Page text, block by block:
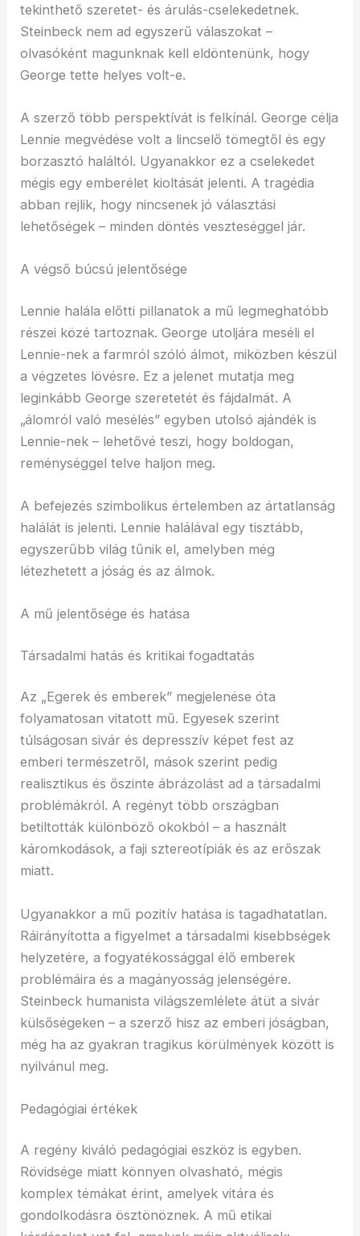
tekinthető szeretet- és árulás-cselekedetnek.
Steinbeck nem ad egyszerű válaszokat –
olvasóként magunknak kell eldöntenünk, hogy
George tette helyes volt-e.
A szerző több perspektívát is felkínál. George célja
Lennie megvédése volt a lincselő tömegtől és egy
borzasztó haláltól. Ugyanakkor ez a cselekedet
mégis egy emberélet kioltását jelenti. A tragédia
abban rejlik, hogy nincsenek jó választási
lehetőségek – minden döntés veszteséggel jár.
A végső búcsú jelentősége
Lennie halála előtti pillanatok a mű legmeghatóbb
részei közé tartoznak. George utoljára meséli el
Lennie-nek a farmról szóló álmot, miközben készül
a végzetes lövésre. Ez a jelenet mutatja meg
leginkább George szeretetét és fájdalmát. A
„álomról való mesélés” egyben utolsó ajándék is
Lennie-nek – lehetővé teszi, hogy boldogan,
reménységgel telve haljon meg.
A befejezés szimbolikus értelemben az ártatlanság
halálát is jelenti. Lennie halálával egy tisztább,
egyszerűbb világ tűnik el, amelyben még
létezhetett a jóság és az álmok.
A mű jelentősége és hatása
Társadalmi hatás és kritikai fogadtatás
Az „Egerek és emberek” megjelenése óta
folyamatosan vitatott mű. Egyesek szerint
túlságosan sivár és depresszív képet fest az
emberi természetről, mások szerint pedig
realisztikus és őszinte ábrázolást ad a társadalmi
problémákról. A regényt több országban
betiltották különböző okokból – a használt
káromkodások, a faji sztereotípiák és az erőszak
miatt.
Ugyanakkor a mű pozitív hatása is tagadhatatlan.
Ráirányította a figyelmet a társadalmi kisebbségek
helyzetére, a fogyatékossággal élő emberek
problémáira és a magányosság jelenségére.
Steinbeck humanista világszemlélete átüt a sivár
külsőségeken – a szerző hisz az emberi jóságban,
még ha az gyakran tragikus körülmények között is
nyilvánul meg.
Pedagógiai értékek
A regény kiváló pedagógiai eszköz is egyben.
Rövidsége miatt könnyen olvasható, mégis
komplex témákat érint, amelyek vitára és
gondolkodásra ösztönöznek. A mű etikai